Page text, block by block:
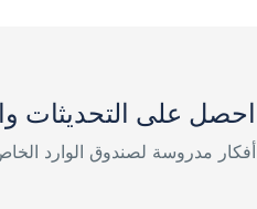
احصل على التحديثات
أفكار مدروسة لصندوق الوارد